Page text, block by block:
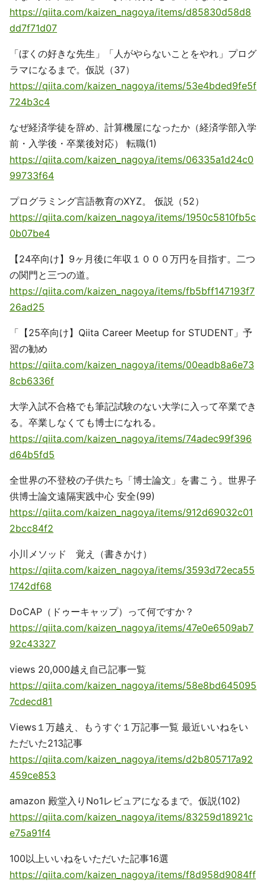
https://qiita.com/kaizen_nagoya/items/d85830d58d8
dd7f71d07
「ぼくの好きな先生」「人がやらないことをやれ」プログ
ラマになるまで。仮説（37）
https://qiita.com/kaizen_nagoya/items/53e4bded9fe5f
724b3c4
なぜ経済学徒を辞め、計算機屋になったか（経済学部入学
前・入学後・卒業後対応） 転職(1)
https://qiita.com/kaizen_nagoya/items/06335a1d24c0
99733f64
プログラミング言語教育のXYZ。 仮説（52）
https://qiita.com/kaizen_nagoya/items/1950c5810fb5c
0b07be4
【24卒向け】9ヶ月後に年収１０００万円を目指す。二つ
の関門と三つの道。
https://qiita.com/kaizen_nagoya/items/fb5bff147193f7
26ad25
「【25卒向け】Qiita Career Meetup for STUDENT」予
習の勧め
https://qiita.com/kaizen_nagoya/items/00eadb8a6e73
8cb6336f
大学入試不合格でも筆記試験のない大学に入って卒業でき
る。卒業しなくても博士になれる。
https://qiita.com/kaizen_nagoya/items/74adec99f396
d64b5fd5
全世界の不登校の子供たち「博士論文」を書こう。世界子
供博士論文遠隔実践中心 安全(99)
https://qiita.com/kaizen_nagoya/items/912d69032c01
2bcc84f2
小川メソッド 覚え（書きかけ）
https://qiita.com/kaizen_nagoya/items/3593d72eca55
1742df68
DoCAP（ドゥーキャップ）って何ですか？
https://qiita.com/kaizen_nagoya/items/47e0e6509ab7
92c43327
views 20,000越え自己記事一覧
https://qiita.com/kaizen_nagoya/items/58e8bd645095
7cdecd81
Views１万越え、もうすぐ１万記事一覧 最近いいねをい
ただいた213記事
https://qiita.com/kaizen_nagoya/items/d2b805717a92
459ce853
amazon 殿堂入りNo1レビュアになるまで。仮説(102)
https://qiita.com/kaizen_nagoya/items/83259d18921c
e75a91f4
100以上いいねをいただいた記事16選
https://qiita.com/kaizen_nagoya/items/f8d958d9084ff